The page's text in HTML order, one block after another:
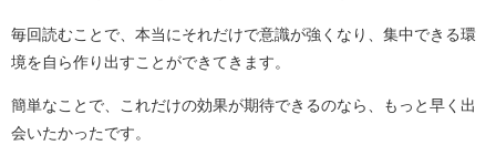
毎回読むことで、本当にそれだけで意識が強くなり、集中できる環
境を自ら作り出すことができてきます。
簡単なことで、これだけの効果が期待できるのなら、もっと早く出
会いたかったです。